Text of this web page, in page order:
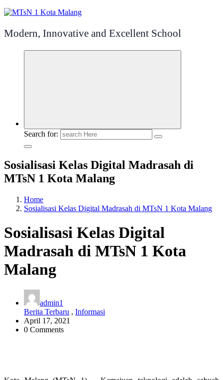
Modern, Innovative and Excellent School
Search for:
Sosialisasi Kelas Digital Madrasah di
MTsN 1 Kota Malang
Home
Sosialisasi Kelas Digital Madrasah di MTsN 1 Kota Malang
Sosialisasi Kelas Digital
Madrasah di MTsN 1 Kota
Malang
admin1
Berita Terbaru , Informasi
April 17, 2021
0 Comments